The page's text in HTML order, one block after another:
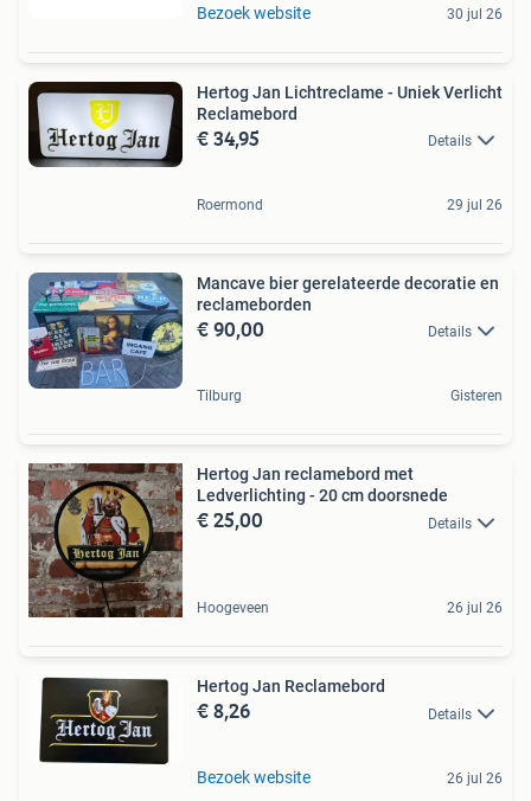
Bezoek website 30 jul 26
Hertog Jan Lichtreclame - Uniek Verlicht
Reclamebord
€ 34,95 Details
Roermond 29 jul 26
Mancave bier gerelateerde decoratie en
reclameborden
€ 90,00 Details
Tilburg Gisteren
Hertog Jan reclamebord met
Ledverlichting - 20 cm doorsnede
€ 25,00 Details
Hoogeveen 26 jul 26
Hertog Jan Reclamebord
€ 8,26 Details
Bezoek website 26 jul 26